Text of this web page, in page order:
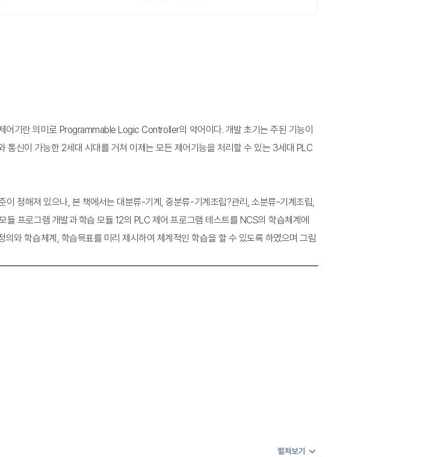
어기란 의미로 Programmable Logic Controller의 약어이다. 개발 초기는 주된 기능이
신이 가능한 2세대 시대를 거쳐 이제는 모든 제어기능을 처리할 수 있는 3세대 PLC
정해져 있으나, 본 책에서는 대분류-기계, 중분류-기계조립?관리, 소분류-기계조립,
프로그램 개발과 학습 모듈 12의 PLC 제어 프로그램 테스트를 NCS의 학습체계에
와 학습체계, 학습목표를 미리 제시하여 체계적인 학습을 할 수 있도록 하였으며 그림
펼쳐보기